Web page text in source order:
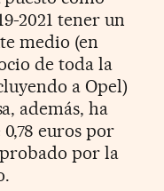
2021 tener un
medio (en
de toda la
a Opel)
además, ha
euros por
por la